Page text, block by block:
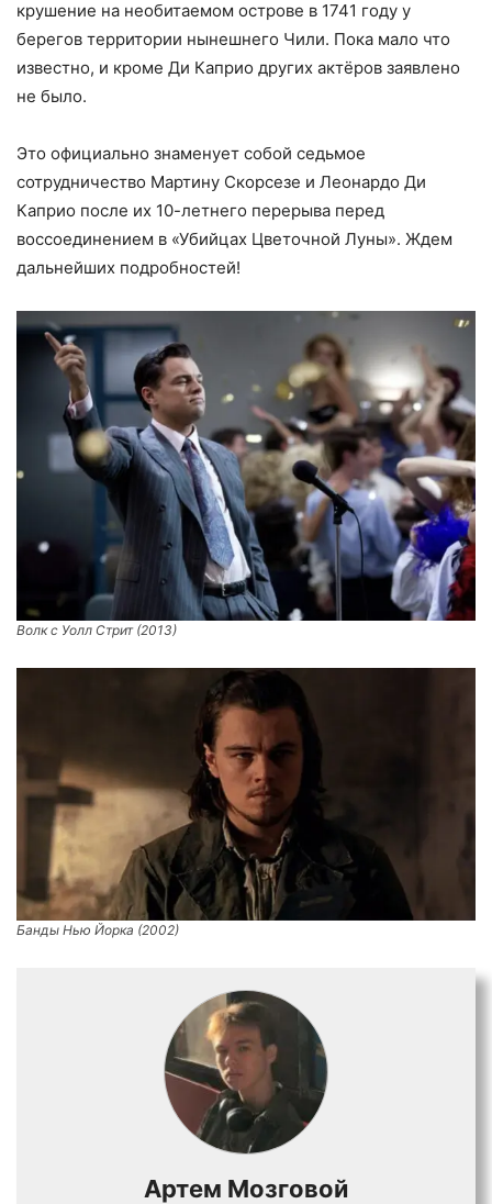
крушение на необитаемом острове в 1741 году у
берегов территории нынешнего Чили. Пока мало что
известно, и кроме Ди Каприо других актёров заявлено
не было.
Это официально знаменует собой седьмое
сотрудничество Мартину Скорсезе и Леонардо Ди
Каприо после их 10-летнего перерыва перед
воссоединением в «Убийцах Цветочной Луны». Ждем
дальнейших подробностей!
Волк с Уолл Стрит (2013)
Банды Нью Йорка (2002)
Артем Мозговой